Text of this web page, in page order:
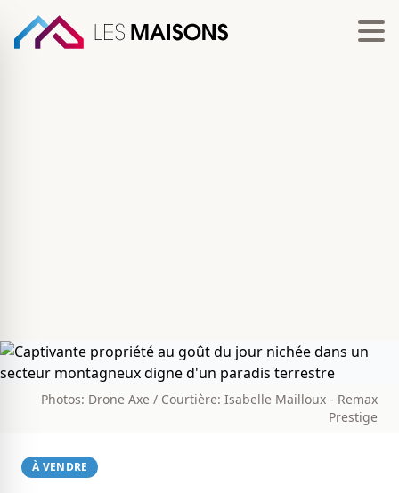
Photos: Drone Axe / Courtière: Isabelle Mailloux - Remax
Prestige
À VENDRE